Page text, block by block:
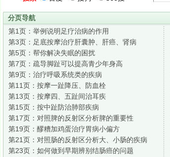
分页导航
第1页： 举例说明足疗治病的作用
第3页： 足底按摩治疗肝囊肿、肝癌、肾病
第5页： 帮你解决失眠的困扰
第7页： 疏导脚趾可以提高青少年身高
第9页： 治疗呼吸系统类的疾病
第11页： 按摩一趾降压、防血栓
第13页： 按摩四、五趾间治耳疾
第15页： 按中趾防治肺部疾病
第17页： 对照脾的反射区分析脾的重要性
第19页： 醪糟加鸡蛋治疗胃病小偏方
第21页： 对照肠的反射区分析大、小肠的疾病
第23页： 如何做到早期辨别结肠癌的问题